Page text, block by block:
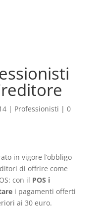
| Professionisti | 0
in vigore l’obbligo
di offrire come
con il POS i
i pagamenti offerti
ai 30 euro.